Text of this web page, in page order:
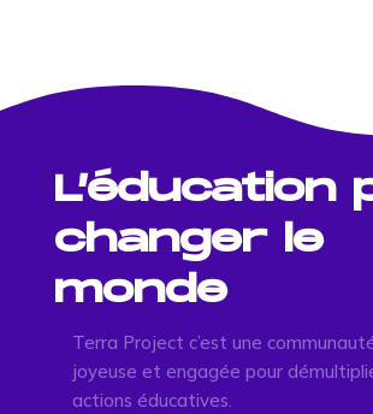
L’éducation
changer le
monde
Terra Project c’est une
joyeuse et engagée pour
actions éducatives.